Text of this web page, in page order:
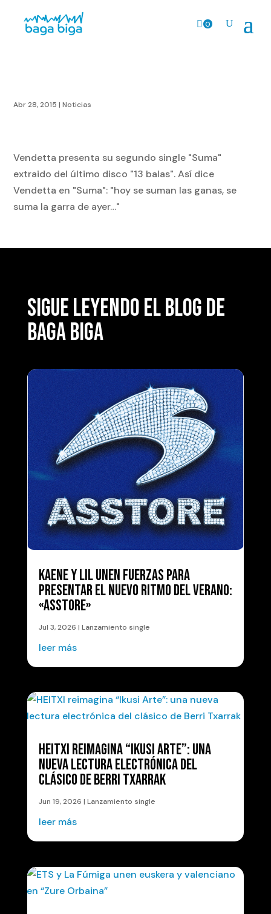
0
Abr 28, 2015 |Noticias
Vendetta presenta su segundo single "Suma"
extraido del último disco "13 balas". Así dice
Vendetta en "Suma": "hoy se suman las ganas, se
suma la garra de ayer…"
SIGUE LEYENDO EL BLOG DE
BAGA BIGA
KAENE Y LIL UNEN FUERZAS PARA
PRESENTAR EL NUEVO RITMO DEL VERANO:
«ASSTORE»
Jul 3, 2026 | Lanzamiento single
leer más
HEITXI REIMAGINA “IKUSI ARTE”: UNA
NUEVA LECTURA ELECTRÓNICA DEL
CLÁSICO DE BERRI TXARRAK
Jun 19, 2026 | Lanzamiento single
leer más